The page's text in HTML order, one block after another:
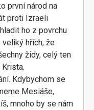
první národ na
proti Izraeli
ho z povrchu
hřích, že
židy, celý ten
Kdybychom se
Mesiáše,
mnoho by se nám